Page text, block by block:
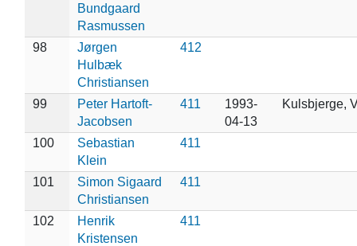
Bundgaard
Rasmussen
98
Jørgen
Hulbæk
Christiansen
412
99
Peter Hartoft-
Jacobsen
411
1993-
04-13
Kulsbjerge,
100
Sebastian
Klein
411
101
Simon Sigaard
Christiansen
411
102
Henrik
Kristensen
411